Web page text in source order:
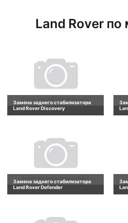
Land Rover
Замена заднего стабилизатора
Land Rover Discovery
Замена заднего стабилизатора
Land Rover Defender